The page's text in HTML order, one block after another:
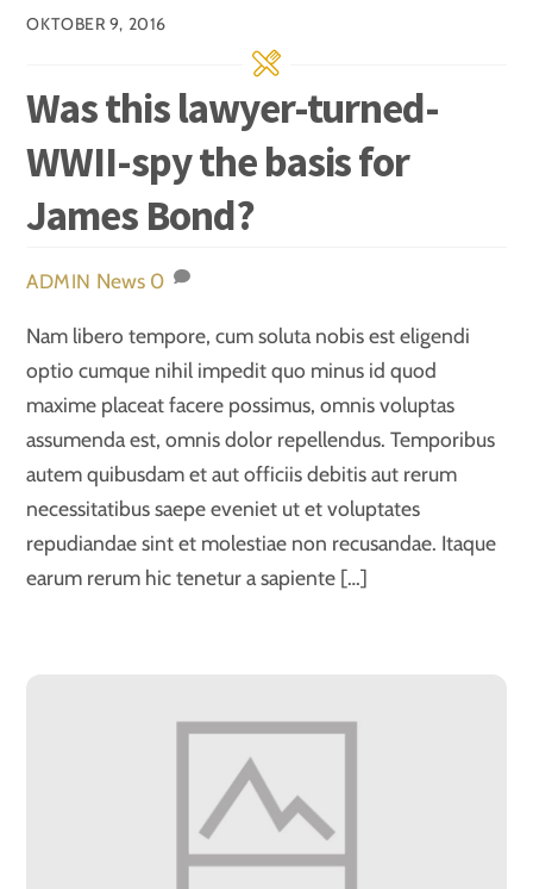
OKTOBER 9, 2016
Was this lawyer-turned-
WWII-spy the basis for
James Bond?
ADMIN News 0
Nam libero tempore, cum soluta nobis est eligendi
optio cumque nihil impedit quo minus id quod
maxime placeat facere possimus, omnis voluptas
assumenda est, omnis dolor repellendus. Temporibus
autem quibusdam et aut officiis debitis aut rerum
necessitatibus saepe eveniet ut et voluptates
repudiandae sint et molestiae non recusandae. Itaque
earum rerum hic tenetur a sapiente […]